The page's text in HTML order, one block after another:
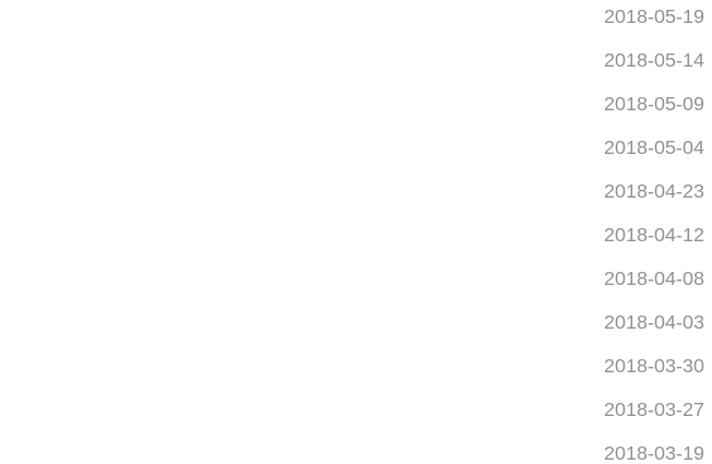
2018-05-19
2018-05-14
2018-05-09
2018-05-04
2018-04-23
2018-04-12
2018-04-08
2018-04-03
2018-03-30
2018-03-27
2018-03-19